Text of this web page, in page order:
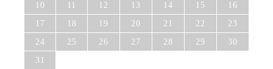
10
11 12 13 14 15
16
17
18 19 20 21 22
23
24
25 26 27 28 29
30
31